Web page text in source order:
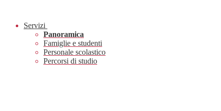
Servizi
Panoramica
Famiglie e studenti
Personale scolastico
Percorsi di studio